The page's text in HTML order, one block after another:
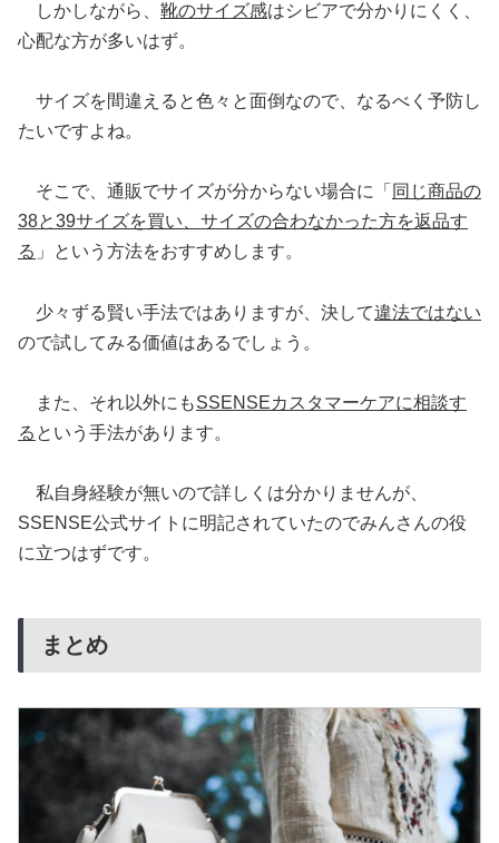
しかしながら、 靴のサイズ感はシビアで分かりにくく、
心配な方が多いはず。
サイズを間違えると色々と面倒なので、なるべく予防し
たいですよね。
そこで、通販でサイズが分からない場合に「 同じ商品の
38と39サイズを買い、サイズの合わなかった方を返品す
る 」という方法をおすすめします。
少々ずる賢い手法ではありますが、決して違法ではない
ので試してみる価値はあるでしょう。
また、それ以外にもSSENSEカスタマーケアに相談す
る という手法があります。
私自身経験が無いので詳しくは分かりませんが、
SSENSE公式サイトに明記されていたのでみんさんの役
に立つはずです。
まとめ